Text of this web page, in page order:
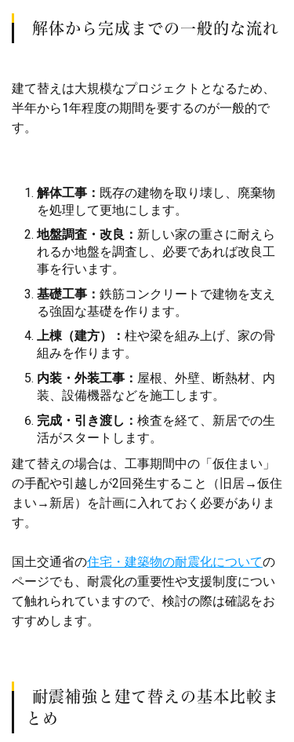
解体から完成までの一般的な流れ
建て替えは大規模なプロジェクトとなるため、
半年から1年程度の期間を要するのが一般的で
す。
解体工事： 既存の建物を取り壊し、廃棄物
を処理して更地にします。
地盤調査・改良： 新しい家の重さに耐えら
れるか地盤を調査し、必要であれば改良工
事を行います。
基礎工事： 鉄筋コンクリートで建物を支え
る強固な基礎を作ります。
上棟（建方）： 柱や梁を組み上げ、家の骨
組みを作ります。
内装・外装工事： 屋根、外壁、断熱材、内
装、設備機器などを施工します。
完成・引き渡し： 検査を経て、新居での生
活がスタートします。
建て替えの場合は、工事期間中の「仮住まい」
の手配や引越しが2回発生すること（旧居→仮住
まい→新居）を計画に入れておく必要がありま
す。
国土交通省の住宅・建築物の耐震化についての
ページでも、耐震化の重要性や支援制度につい
て触れられていますので、検討の際は確認をお
すすめします。
耐震補強と建て替えの基本比較ま
とめ